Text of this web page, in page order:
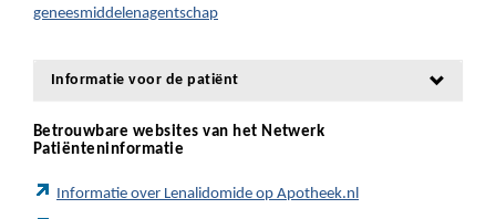
geneesmiddelenagentschap
Informatie voor de patiënt
Betrouwbare websites van het Netwerk
Patiënteninformatie
Informatie over Lenalidomide op Apotheek.nl